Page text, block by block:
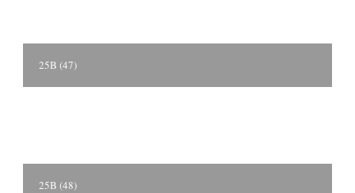
25B (47)
25B (48)